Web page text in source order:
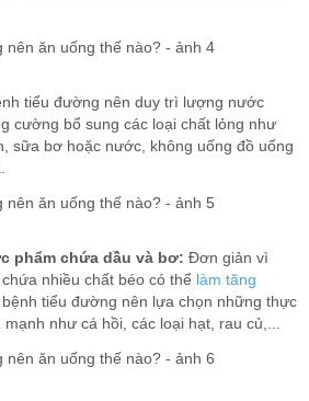
tiểu đường nên duy trì lượng nước
cường bổ sung các loại chất lỏng như
sữa bơ hoặc nước, không uống đồ uống
phẩm chứa dầu và bơ: Đơn giản vì
nhiều chất béo có thể làm tăng
tiểu đường nên lựa chọn những thực
như cá hồi, các loại hạt, rau củ,...